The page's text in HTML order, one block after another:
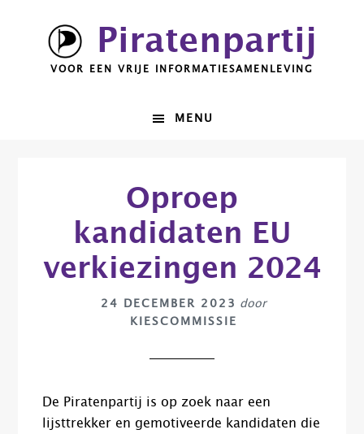
hoofdnavigatie
Piratenpartij
VOOR EEN VRIJE INFORMATIESAMENLEVING
MENU
Oproep
kandidaten EU
verkiezingen 2024
24 DECEMBER 2023 door
KIESCOMMISSIE
De Piratenpartij is op zoek naar een
lijsttrekker en gemotiveerde kandidaten die